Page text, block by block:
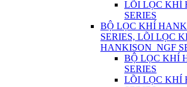
LÕI LỌC KHÍ
SERIES
BỘ LỌC KHÍ
SERIES, LÕI LỌC
HANKISON_NGF
BỘ LỌC KHÍ
SERIES
LÕI LỌC KHÍ